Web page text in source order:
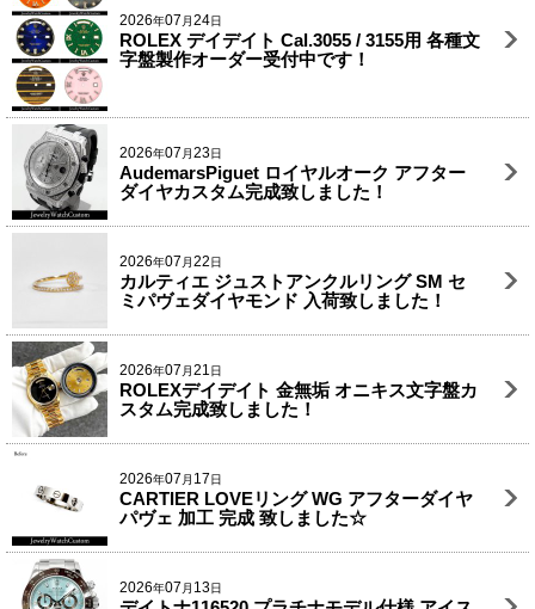
2026年07 月24日
ROLEX デイデイト Cal.3055 / 3155用 各種文
字盤製作オーダー受付中です！
2026年07 月23日
AudemarsPiguet ロイヤルオーク アフター
ダイヤカスタム完成致しました！
2026年07 月22日
カルティエ ジュストアンクルリング SM セ
ミパヴェダイヤモンド 入荷致しました！
2026年07 月21日
ROLEXデイデイト 金無垢 オニキス文字盤カ
スタム完成致しました！
2026年07 月 17日
CARTIER LOVEリング WG アフターダイヤ
パヴェ 加工 完成 致しました☆
2026年07 月 13日